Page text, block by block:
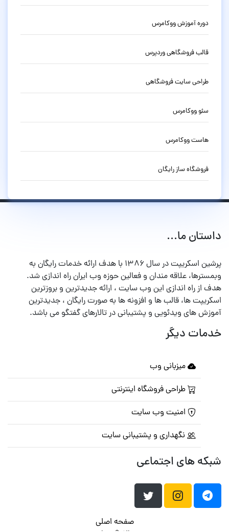
دوره آموزش ووکامرس
قالب فروشگاهی وردپرس
طراحی سایت فروشگاهی
سئو ووکامرس
هاست ووکامرس
فروشگاه ساز رایگان
داستان ما...
پرشین اسکریپت در سال ۱۳۸۶ با هدف ارائه خدمات رایگان به
وبمسترها، علاقه مندان و فعالین حوزه وب ایران راه اندازی شد.
هدف از راه اندازی این وب سایت ، ارائه جدیدترین و بروزترین
اسکریپت ها، قالب ها و افزونه ها به صورت رایگان ، جدیدترین
آموزش های ویدئویی و پشتیبانی در تالارهای گفتگو می باشد.
خدمات دیگر
میزبانی وب
طراحی فروشگاه اینترنتی
امنیت وب سایت
نگهداری و پشتیبانی سایت
شبکه های اجتماعی
صفحه اصلی